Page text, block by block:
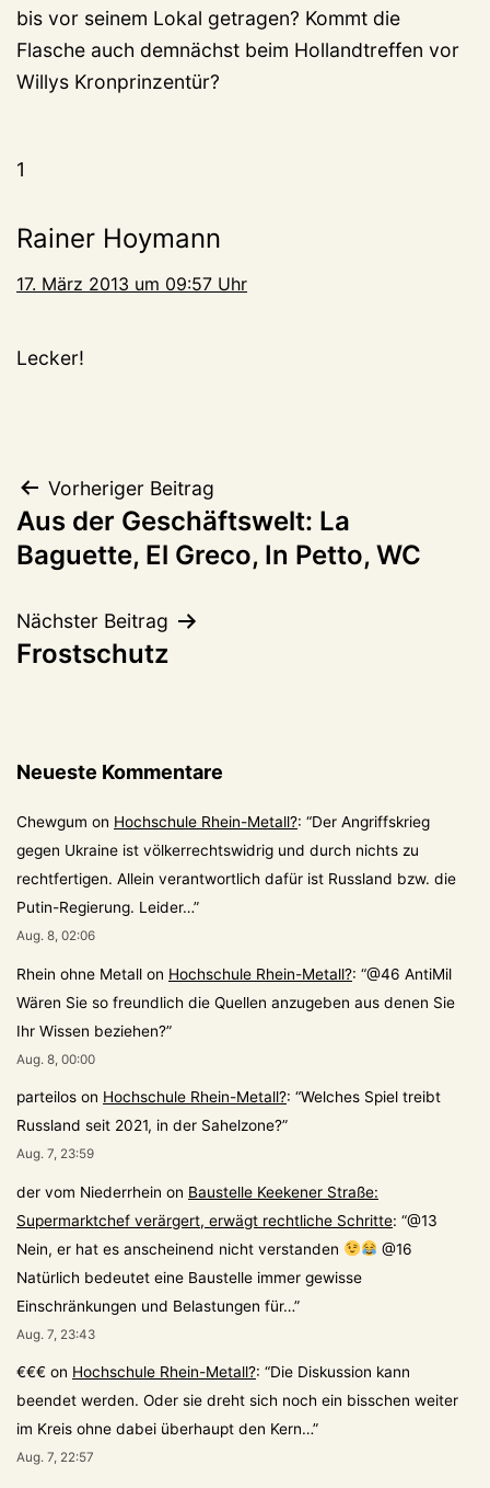
bis vor seinem Lokal getragen? Kommt die
Flasche auch demnächst beim Hollandtreffen vor
Willys Kronprinzentür?
1
Rainer Hoymann
17. März 2013 um 09:57 Uhr
Lecker!
Beitragsnavigation
Vorheriger Beitrag
Aus der Geschäftswelt: La
Baguette, El Greco, In Petto, WC
Nächster Beitrag
Frostschutz
Neueste Kommentare
Chewgum on Hochschule Rhein-Metall?: “Der Angriffskrieg
gegen Ukraine ist völkerrechtswidrig und durch nichts zu
rechtfertigen. Allein verantwortlich dafür ist Russland bzw. die
Putin-Regierung. Leider…”
Aug. 8, 02:06
Rhein ohne Metall on Hochschule Rhein-Metall?: “@46 AntiMil
Wären Sie so freundlich die Quellen anzugeben aus denen Sie
Ihr Wissen beziehen?”
Aug. 8, 00:00
parteilos on Hochschule Rhein-Metall?: “Welches Spiel treibt
Russland seit 2021, in der Sahelzone?”
Aug. 7, 23:59
der vom Niederrhein on Baustelle Keekener Straße:
Supermarktchef verärgert, erwägt rechtliche Schritte: “@13
Nein, er hat es anscheinend nicht verstanden
@16
Natürlich bedeutet eine Baustelle immer gewisse
Einschränkungen und Belastungen für…”
Aug. 7, 23:43
€€€ on Hochschule Rhein-Metall?: “Die Diskussion kann
beendet werden. Oder sie dreht sich noch ein bisschen weiter
im Kreis ohne dabei überhaupt den Kern…”
Aug. 7, 22:57